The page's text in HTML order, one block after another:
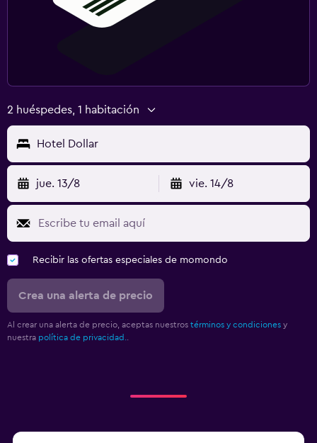
2 huéspedes, 1 habitación
Hotel Dollar
jue. 13/8 vie. 14/8
Recibir las ofertas especiales de momondo
Crea una alerta de precio
Al crear una alerta de precio, aceptas nuestros términos y condiciones y
nuestra política de privacidad.